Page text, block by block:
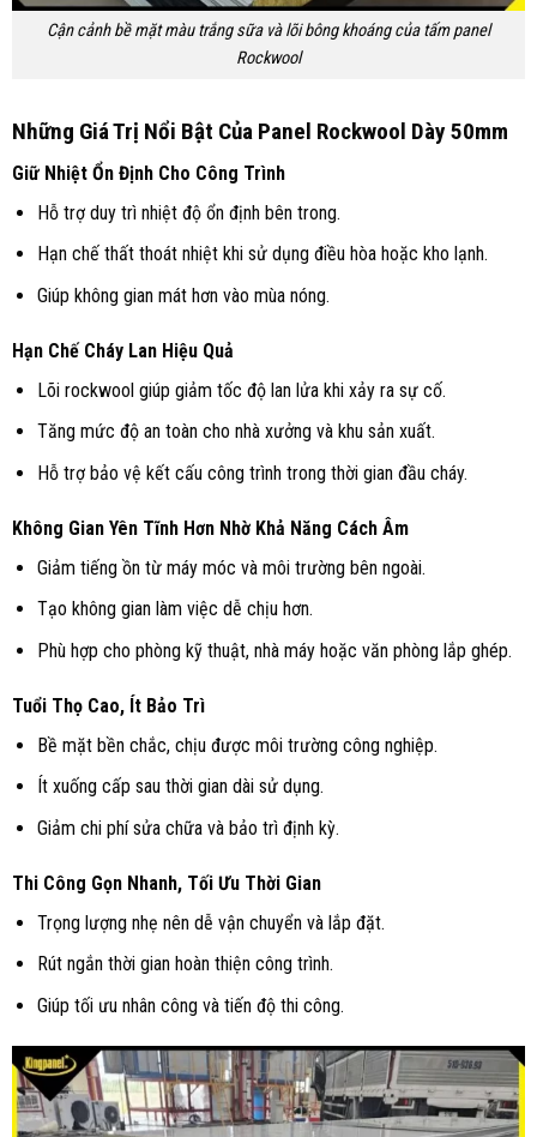
Cận cảnh bề mặt màu trắng sữa và lõi bông khoáng của tấm panel
Rockwool
Những Giá Trị Nổi Bật Của Panel Rockwool Dày 50mm
Giữ Nhiệt Ổn Định Cho Công Trình
Hỗ trợ duy trì nhiệt độ ổn định bên trong.
Hạn chế thất thoát nhiệt khi sử dụng điều hòa hoặc kho lạnh.
Giúp không gian mát hơn vào mùa nóng.
Hạn Chế Cháy Lan Hiệu Quả
Lõi rockwool giúp giảm tốc độ lan lửa khi xảy ra sự cố.
Tăng mức độ an toàn cho nhà xưởng và khu sản xuất.
Hỗ trợ bảo vệ kết cấu công trình trong thời gian đầu cháy.
Không Gian Yên Tĩnh Hơn Nhờ Khả Năng Cách Âm
Giảm tiếng ồn từ máy móc và môi trường bên ngoài.
Tạo không gian làm việc dễ chịu hơn.
Phù hợp cho phòng kỹ thuật, nhà máy hoặc văn phòng lắp ghép.
Tuổi Thọ Cao, Ít Bảo Trì
Bề mặt bền chắc, chịu được môi trường công nghiệp.
Ít xuống cấp sau thời gian dài sử dụng.
Giảm chi phí sửa chữa và bảo trì định kỳ.
Thi Công Gọn Nhanh, Tối Ưu Thời Gian
Trọng lượng nhẹ nên dễ vận chuyển và lắp đặt.
Rút ngắn thời gian hoàn thiện công trình.
Giúp tối ưu nhân công và tiến độ thi công.